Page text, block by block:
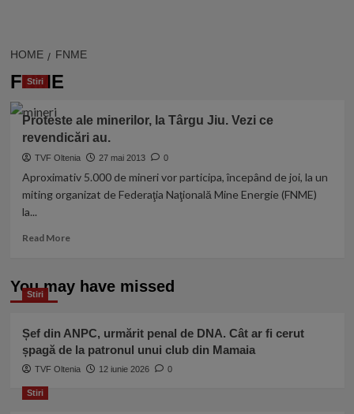
HOME FNME
FNME
Stiri
Proteste ale minerilor, la Târgu Jiu. Vezi ce
revendicări au.
TVF Oltenia 27 mai 2013 0
Aproximativ 5.000 de mineri vor participa, începând de joi, la un
miting organizat de Federaţia Naţională Mine Energie (FNME)
la...
Read MoreRead
Proteste
ale
Târgu
Jiu.
Vezi
You may have missed
Stiri
Șef din ANPC, urmărit penal de DNA. Cât ar fi cerut
șpagă de la patronul unui club din Mamaia
TVF Oltenia 12 iunie 2026 0
Stiri